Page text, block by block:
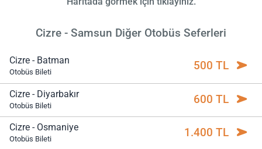
Cizre - Samsun Diğer Otobüs Seferleri
Cizre - Batman
Otobüs Bileti 500 TL
Cizre - Diyarbakır
Otobüs Bileti 600 TL
Cizre - Osmaniye
Otobüs Bileti 1.400 TL